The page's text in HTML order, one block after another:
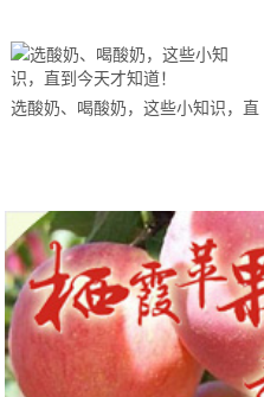
选酸奶、喝酸奶，这些小知识，直